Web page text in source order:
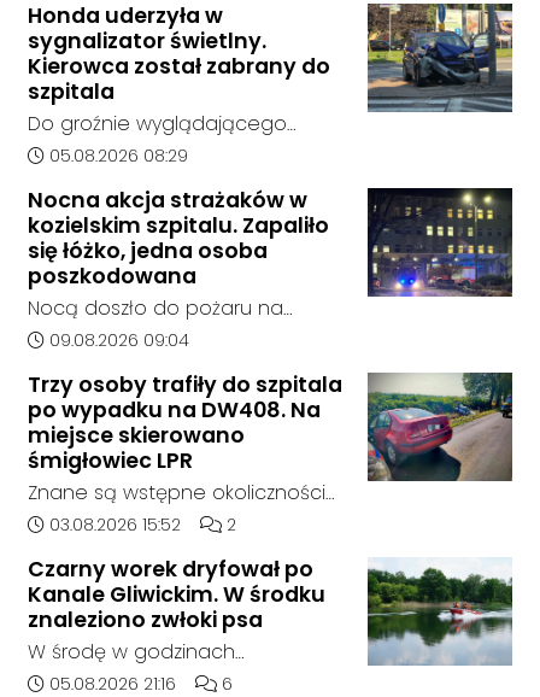
Kędzierzynie-Koźlu zakończył się
bez rozstrzygnięcia. Mimo
wcześniejszego zainteresowania
terenem ze strony sieci Dino, do
postępowania nie zgłosił się
żaden oferent.
Honda uderzyła w
sygnalizator świetlny.
Kierowca został zabrany do
szpitala
Do groźnie wyglądającego
zdarzenia drogowego doszło w
godziny 6:30 kierujący
samochodem marki Honda
zjechał z drogi i uderzył w
sygnalizator świetlny.
Data dodania artykułu:
05.08.2026 08:29
Nocna akcja strażaków w
kozielskim szpitalu. Zapaliło
się łóżko, jedna osoba
poszkodowana
Nocą doszło do pożaru na
jednym z oddziałów szpitala w
łóżko, a ogień szybko został
opanowany przez strażaków.
Jedna osoba została
poszkodowana i otrzymała
pomoc na miejscu.
Data dodania artykułu:
09.08.2026 09:04
Trzy osoby trafiły do szpitala
po wypadku na DW408. Na
miejsce skierowano
śmigłowiec LPR
Znane są wstępne okoliczności
zdarzenia drogowego, do
14:30 na drodze wojewódzkiej nr
408 pomiędzy Starym Koźlem a
Bierawą.
Data dodania artykułu:
03.08.2026 15:52 Liczba komentarzy artykułu:
2
Czarny worek dryfował po
Kanale Gliwickim. W środku
znaleziono zwłoki psa
W środę w godzinach
popołudniowych służby zostały
Data dodania artykułu:
05.08.2026 21:16 Liczba komentarzy artykułu:
6